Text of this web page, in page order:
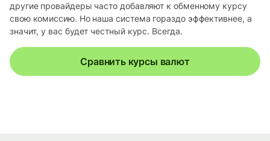
другие провайдеры часто добавляют к обменному курсу
свою комиссию. Но наша система гораздо эффективнее, а
значит, у вас будет честный курс. Всегда.
Сравнить курсы валют